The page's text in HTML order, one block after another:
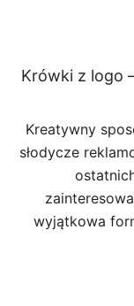
Krówki z logo
Kreatywny
słodycze
wyjątkowa